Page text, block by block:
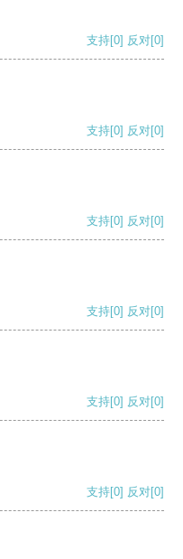
支持[0] 反对[0]
支持[0] 反对[0]
支持[0] 反对[0]
支持[0] 反对[0]
支持[0] 反对[0]
支持[0] 反对[0]